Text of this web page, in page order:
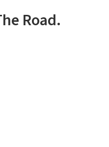
Road.